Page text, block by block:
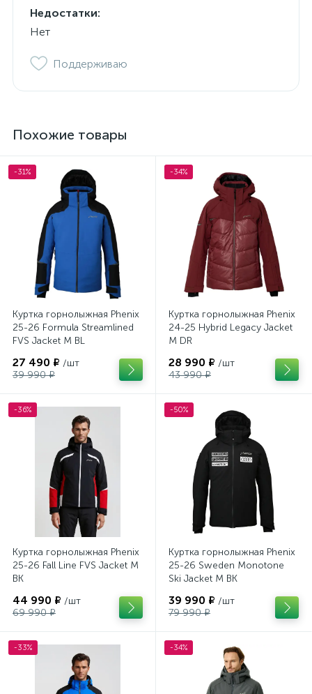
Недостатки:
Нет
Поддерживаю
Похожие товары
-31%
Куртка горнолыжная Phenix
25-26 Formula Streamlined
FVS Jacket M BL
27 490 ₽ /шт
39 990 ₽
-34%
Куртка горнолыжная Phenix
24-25 Hybrid Legacy Jacket
M DR
28 990 ₽ /шт
43 990 ₽
-36%
Куртка горнолыжная Phenix
25-26 Fall Line FVS Jacket M
BK
44 990 ₽ /шт
69 990 ₽
-50%
Куртка горнолыжная Phenix
25-26 Sweden Monotone
Ski Jacket M BK
39 990 ₽ /шт
79 990 ₽
-33% -34%